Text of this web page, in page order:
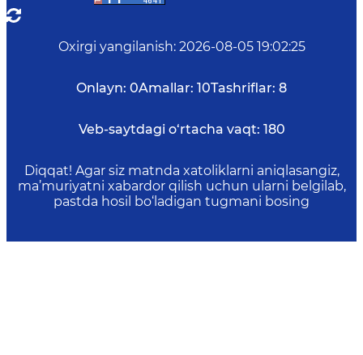
Oxirgi yangilanish: 2026-08-05 19:02:25
Onlayn: 0Amallar: 10Tashriflar: 8
Veb-saytdagi o‘rtacha vaqt: 180
Diqqat! Agar siz matnda xatoliklarni aniqlasangiz,
ma’muriyatni xabardor qilish uchun ularni belgilab,
pastda hosil bo‘ladigan tugmani bosing